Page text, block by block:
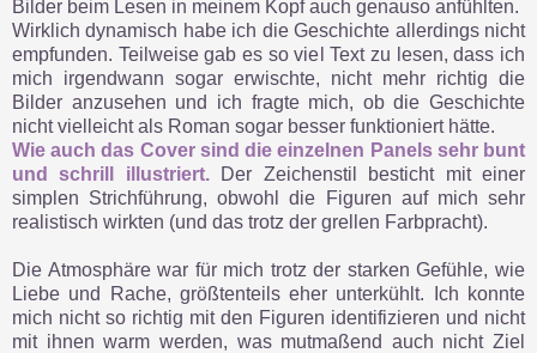
Bilder beim Lesen in meinem Kopf auch genauso anfühlten.
Wirklich dynamisch habe ich die Geschichte allerdings nicht
empfunden. Teilweise gab es so viel Text zu lesen, dass ich
mich irgendwann sogar erwischte, nicht mehr richtig die
Bilder anzusehen und ich fragte mich, ob die Geschichte
nicht vielleicht als Roman sogar besser funktioniert hätte.
Wie auch das Cover sind die einzelnen Panels sehr bunt
und schrill illustriert.Der Zeichenstil besticht mit einer
simplen Strichführung, obwohl die Figuren auf mich sehr
realistisch wirkten (und das trotz der grellen Farbpracht).
Die Atmosphäre war für mich trotz der starken Gefühle, wie
Liebe und Rache, größtenteils eher unterkühlt. Ich konnte
mich nicht so richtig mit den Figuren identifizieren und nicht
mit ihnen warm werden, was mutmaßend auch nicht Ziel